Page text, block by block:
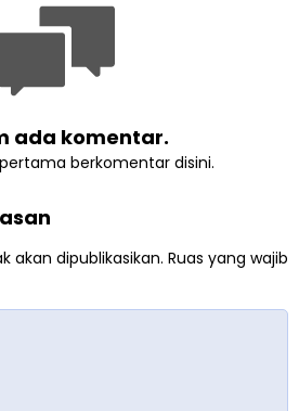
ada komentar.
berkomentar disini.
akan dipublikasikan. Ruas yang wajib